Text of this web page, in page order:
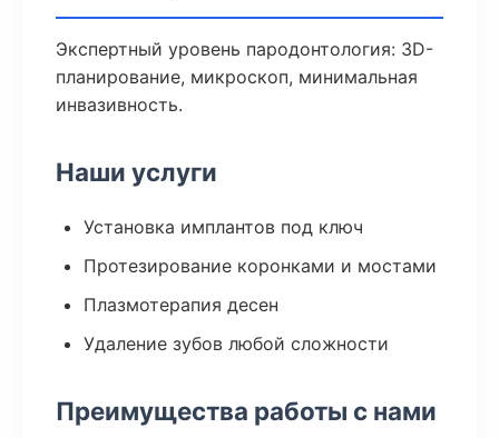
Экспертный уровень пародонтология: 3D-
планирование, микроскоп, минимальная
инвазивность.
Наши услуги
Установка имплантов под ключ
Протезирование коронками и мостами
Плазмотерапия десен
Удаление зубов любой сложности
Преимущества работы с нами